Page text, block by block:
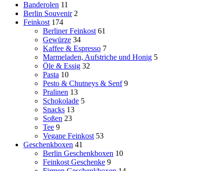
Banderolen 11
Berlin Souvenir 2
Feinkost 174
Berliner Feinkost 61
Gewürze 34
Kaffee & Espresso 7
Marmeladen, Aufstriche und Honig 5
Öle & Essig 32
Pasta 10
Pesto & Chutneys & Senf 9
Pralinen 13
Schokolade 5
Snacks 13
Soßen 23
Tee 9
Vegane Feinkost 53
Geschenkboxen 41
Berlin Geschenkboxen 10
Feinkost Geschenke 9